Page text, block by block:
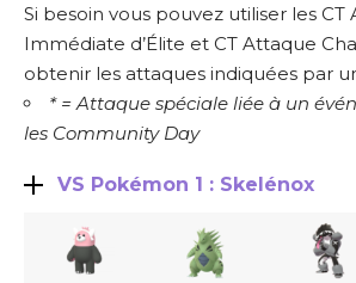
Si besoin vous pouvez utiliser les CT
Immédiate d’Élite et CT Attaque
obtenir les attaques indiquées par
* = Attaque spéciale liée à un
les Community Day
VS Pokémon 1 : Skelénox